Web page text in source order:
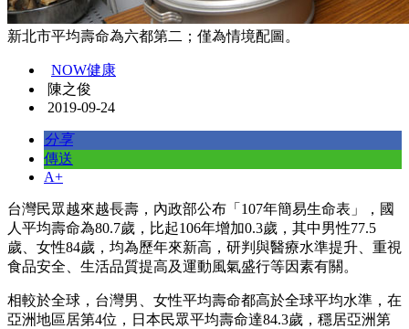
新北市平均壽命為六都第二；僅為情境配圖。
NOW健康
陳之俊
2019-09-24
分享
傳送
A+
台灣民眾越來越長壽，內政部公布「107年簡易生命表」，國
人平均壽命為80.7歲，比起106年增加0.3歲，其中男性77.5
歲、女性84歲，均為歷年來新高，研判與醫療水準提升、重視
食品安全、生活品質提高及運動風氣盛行等因素有關。
相較於全球，台灣男、女性平均壽命都高於全球平均水準，在
亞洲地區居第4位，日本民眾平均壽命達84.3歲，穩居亞洲第